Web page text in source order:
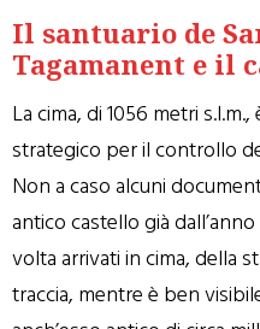
Il santuario de
Tagamanent e il
La cima, di 1056 metri
strategico per il controllo
Non a caso alcuni
antico castello già
volta arrivati in cima, della
traccia, mentre è ben